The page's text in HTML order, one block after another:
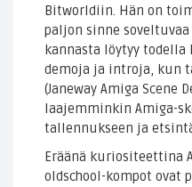
Bitworldiin. Hän on
paljon sinne
kannasta löytyy
demoja ja introja, kun
(Janeway Amiga Scene
laajemminkin Amiga-
tallennukseen ja
Eräänä kuriositeettina
oldschool-kompot ovat